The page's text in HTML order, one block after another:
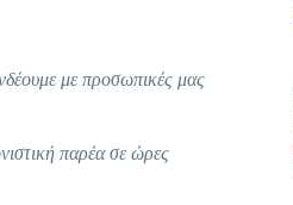
με προσωπικές μας
παρέα σε ώρες